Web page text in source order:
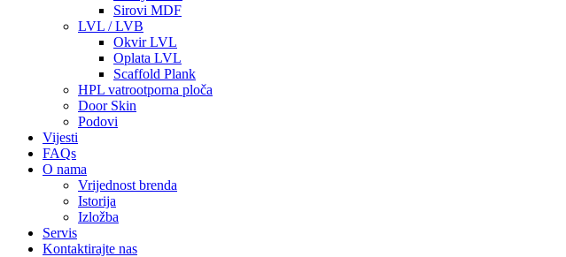
Sirovi MDF
LVL / LVB
Okvir LVL
Oplata LVL
Scaffold Plank
HPL vatrootporna ploča
Door Skin
Podovi
Vijesti
FAQs
O nama
Vrijednost brenda
Istorija
Izložba
Servis
Kontaktirajte nas